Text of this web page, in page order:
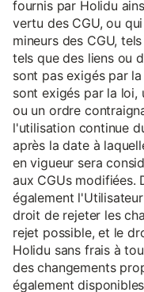
fournis par Holidu
vertu des CGU, ou
mineurs des CGU,
tels que des liens ou
sont pas exigés par
sont exigés par la loi,
ou un ordre
l'utilisation continue
après la date à
en vigueur sera
aux CGUs modifiées.
également
droit de rejeter les
rejet possible, et le
Holidu sans frais à
des changements
également